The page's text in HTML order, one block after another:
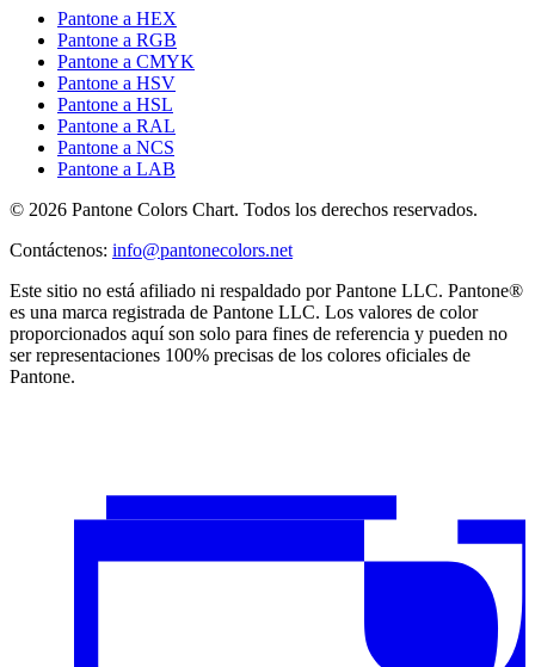
Pantone a HEX
Pantone a RGB
Pantone a CMYK
Pantone a HSV
Pantone a HSL
Pantone a RAL
Pantone a NCS
Pantone a LAB
© 2026 Pantone Colors Chart. Todos los derechos reservados.
Contáctenos: info@pantonecolors.net
Este sitio no está afiliado ni respaldado por Pantone LLC. Pantone®
es una marca registrada de Pantone LLC. Los valores de color
proporcionados aquí son solo para fines de referencia y pueden no
ser representaciones 100% precisas de los colores oficiales de
Pantone.